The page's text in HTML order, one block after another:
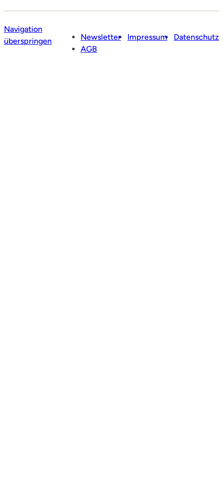
Navigation
überspringen
Newsletter Impressum
Datenschutz
AGB